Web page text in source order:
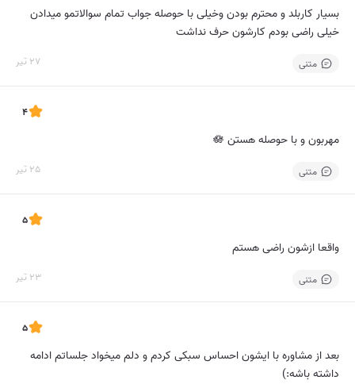
بسیار کاربلد و محترم بودن وخیلی با حوصله جواب تمام سوالاتمو میدادن
خیلی راضی بودم کارشون حرف نداشت
متنی 27 تیر
4
مهربون و با حوصله هستن 🪷
متنی 25 تیر
5
واقعا ازشون راضی هستم
متنی 23 تیر
5
بعد از مشاوره با ایشون احساس سبکی کردم و دلم میخواد جلساتم ادامه
داشته باشه:)